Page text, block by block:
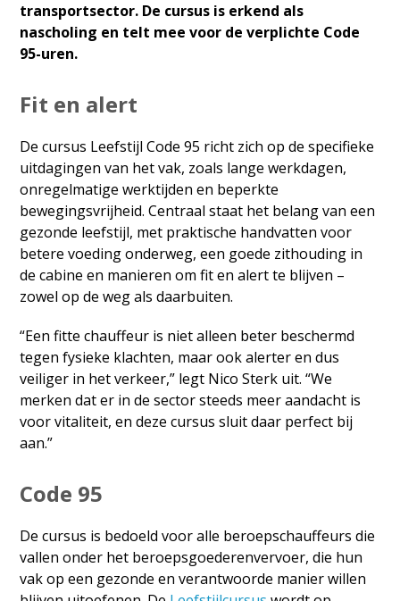
transportsector. De cursus is erkend als
nascholing en telt mee voor de verplichte Code
95-uren.
Fit en alert
De cursus Leefstijl Code 95 richt zich op de specifieke
uitdagingen van het vak, zoals lange werkdagen,
onregelmatige werktijden en beperkte
bewegingsvrijheid. Centraal staat het belang van een
gezonde leefstijl, met praktische handvatten voor
betere voeding onderweg, een goede zithouding in
de cabine en manieren om fit en alert te blijven –
zowel op de weg als daarbuiten.
“Een fitte chauffeur is niet alleen beter beschermd
tegen fysieke klachten, maar ook alerter en dus
veiliger in het verkeer,” legt Nico Sterk uit. “We
merken dat er in de sector steeds meer aandacht is
voor vitaliteit, en deze cursus sluit daar perfect bij
aan.”
Code 95
De cursus is bedoeld voor alle beroepschauffeurs die
vallen onder het beroepsgoederenvervoer, die hun
vak op een gezonde en verantwoorde manier willen